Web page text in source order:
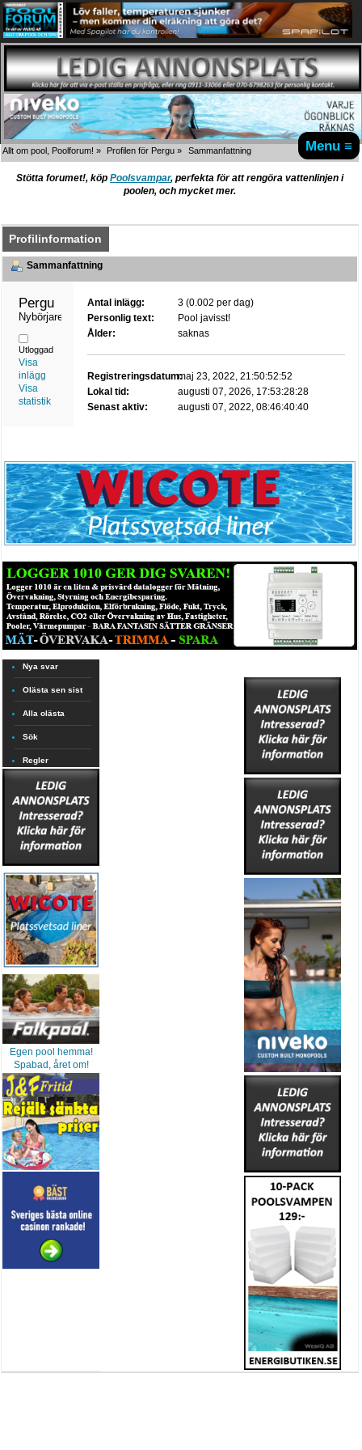
Menu ≡
Allt om pool, Poolforum! » Profilen för Pergu » Sammanfattning
Stötta forumet!, köp Poolsvampar, perfekta för att rengöra vattenlinjen i
poolen, och mycket mer.
Profilinformation
Sammanfattning
Pergu
Nybörjare
Utloggad
Visa
inlägg
Visa
statistik
Antal inlägg:
3 (0.002 per dag)
Personlig text:
Pool javisst!
Ålder:
saknas
Registreringsdatum:maj 23, 2022, 21:50:52:52
Lokal tid:
augusti 07, 2026, 17:53:28:28
Senast aktiv:
augusti 07, 2022, 08:46:40:40
Nya svar
Olästa sen sist
Alla olästa
Sök
Regler
Egen pool hemma!
Spabad, året om!